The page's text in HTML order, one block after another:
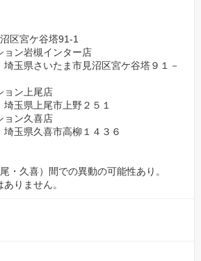
区宮ケ谷塔91-1
ン岩槻インター店
玉県さいたま市見沼区宮ケ谷塔９１－
ン上尾店
玉県上尾市上野２５１
ン久喜店
玉県久喜市高柳１４３６
・久喜）間での異動の可能性あり。
りません。